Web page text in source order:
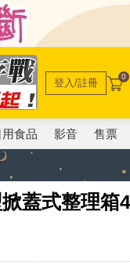
登入/註冊 0
用食品 影音 售票
蓋式整理箱